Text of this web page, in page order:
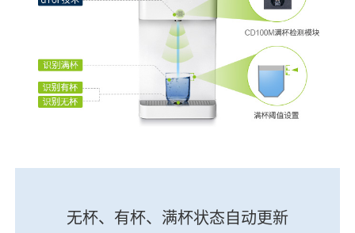
无杯、有杯、满杯状态自动更新